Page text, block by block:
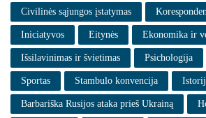
Civilinės sąjungos įstatymas
Iniciatyvos Eitynės Ekonomika ir
Išsilavinimas ir švietimas Psichologija
Sportas Stambulo konvencija
Barbariška Rusijos ataka prieš Ukrainą